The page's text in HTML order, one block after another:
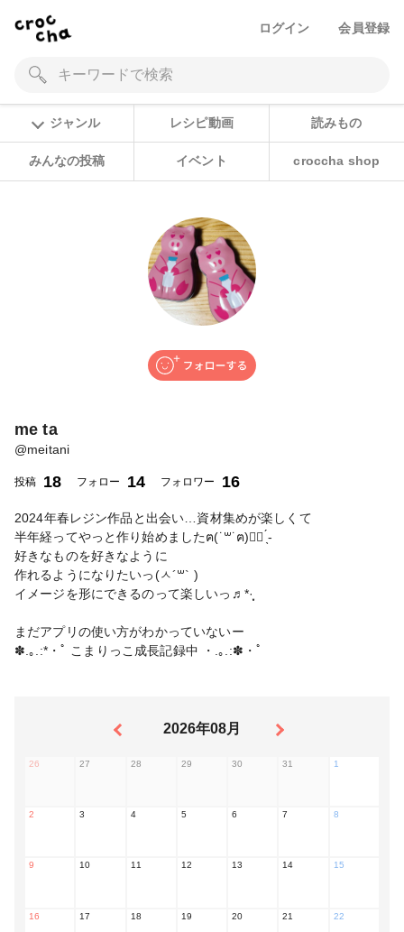
ログイン 会員登録
ジャンル レシピ動画 読みもの
みんなの投稿 イベント croccha shop
me ta
@meitani
投稿 18 フォロー 14 フォロワー 16
2024年春レジン作品と出会い…資材集めが楽しくて
半年経ってやっと作り始めましたฅ(˙꒳˙ฅ)‎♡⃛ ̖́-
好きなものを好きなように
作れるようになりたいっ(ㅅ´꒳` )
イメージを形にできるのって楽しいっ♬*·̩͙
まだアプリの使い方がわかっていないー
✽.｡.:*・ﾟ こまりっこ成長記録中 ・.｡.:✽・ﾟ
2026年08月
26 27 28 29 30 31 1
2 3 4 5 6 7 8
9 10 11 12 13 14 15
16 17 18 19 20 21 22